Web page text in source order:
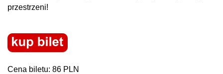
przestrzeni!
Cena biletu: 86 PLN